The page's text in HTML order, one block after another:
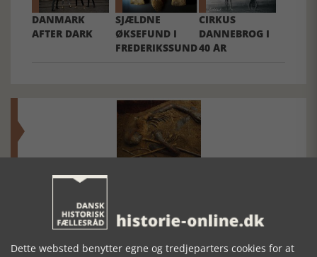
DANMARK
AFTER DARK
SJÆLDNE
ØKSEFUND I
FREDERIKSSUND
CIRKUS
DANNEBROG I
40 ÅR
Mosefolket
Den største samling af moselig i verden på Museum
Silkeborg Hovedgården
Dette websted benytter egne og tredjeparters cookies for at